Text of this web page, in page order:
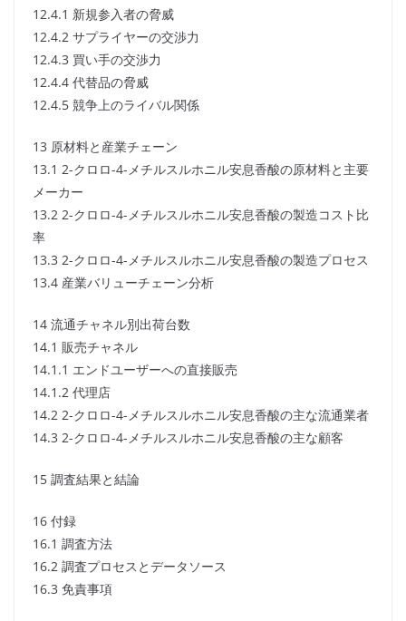
12.4.1 新規参入者の脅威
12.4.2 サプライヤーの交渉力
12.4.3 買い手の交渉力
12.4.4 代替品の脅威
12.4.5 競争上のライバル関係
13 原材料と産業チェーン
13.1 2-クロロ-4-メチルスルホニル安息香酸の原材料と主要
メーカー
13.2 2-クロロ-4-メチルスルホニル安息香酸の製造コスト比
率
13.3 2-クロロ-4-メチルスルホニル安息香酸の製造プロセス
13.4 産業バリューチェーン分析
14 流通チャネル別出荷台数
14.1 販売チャネル
14.1.1 エンドユーザーへの直接販売
14.1.2 代理店
14.2 2-クロロ-4-メチルスルホニル安息香酸の主な流通業者
14.3 2-クロロ-4-メチルスルホニル安息香酸の主な顧客
15 調査結果と結論
16 付録
16.1 調査方法
16.2 調査プロセスとデータソース
16.3 免責事項